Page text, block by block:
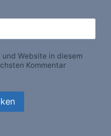
Website in diesem
Kommentar